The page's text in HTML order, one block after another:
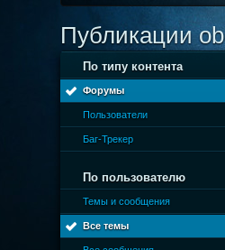
Публикации
По типу контента
Форумы
Пользователи
Баг-Трекер
По пользователю
Темы и сообщения
Все темы